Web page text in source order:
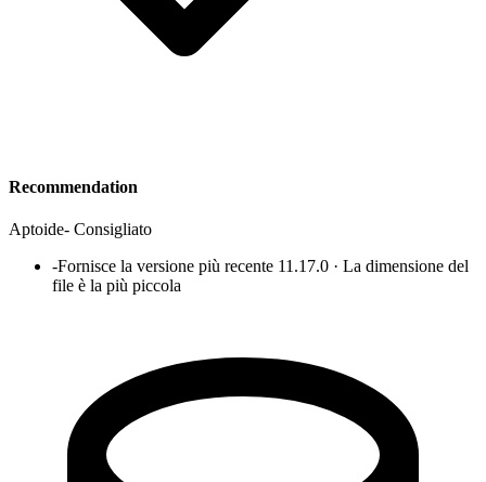
Recommendation
Aptoide- Consigliato
-Fornisce la versione più recente 11.17.0 · La dimensione del
file è la più piccola